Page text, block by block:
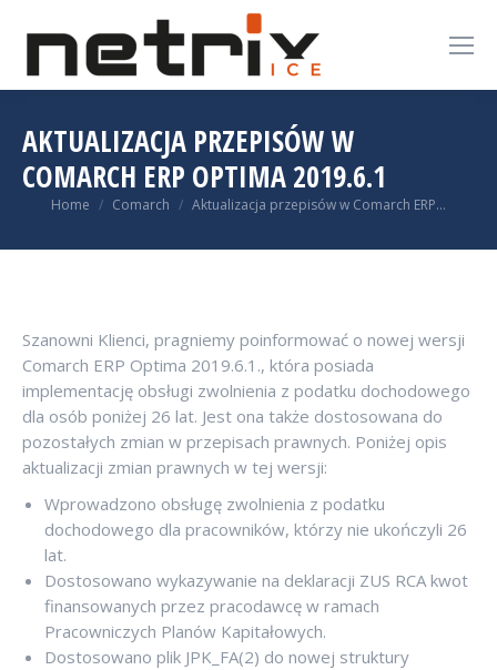
AKTUALIZACJA PRZEPISÓW W
COMARCH ERP OPTIMA 2019.6.1
You are here:
Home Comarch Aktualizacja przepisów w Comarch ERP…
Szanowni Klienci, pragniemy poinformować o nowej wersji
Comarch ERP Optima 2019.6.1., która posiada
implementację obsługi zwolnienia z podatku dochodowego
dla osób poniżej 26 lat. Jest ona także dostosowana do
pozostałych zmian w przepisach prawnych. Poniżej opis
aktualizacji zmian prawnych w tej wersji:
Wprowadzono obsługę zwolnienia z podatku
dochodowego dla pracowników, którzy nie ukończyli 26
lat.
Dostosowano wykazywanie na deklaracji ZUS RCA kwot
finansowanych przez pracodawcę w ramach
Pracowniczych Planów Kapitałowych.
Dostosowano plik JPK_FA(2) do nowej struktury